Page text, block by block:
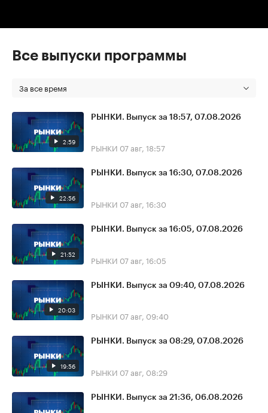
Все выпуски программы
За все время
2:59
РЫНКИ. Выпуск за 18:57, 07.08.2026
РЫНКИ 07 авг, 18:57
22:56
РЫНКИ. Выпуск за 16:30, 07.08.2026
РЫНКИ 07 авг, 16:30
21:52
РЫНКИ. Выпуск за 16:05, 07.08.2026
РЫНКИ 07 авг, 16:05
20:03
РЫНКИ. Выпуск за 09:40, 07.08.2026
РЫНКИ 07 авг, 09:40
19:56
РЫНКИ. Выпуск за 08:29, 07.08.2026
РЫНКИ 07 авг, 08:29
РЫНКИ. Выпуск за 21:36, 06.08.2026